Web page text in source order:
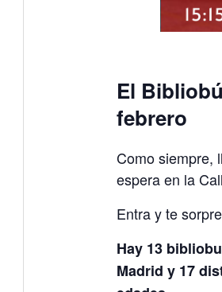
El
febrero
Como siempre,
espera en la
Entra y te
Hay 13
Madrid y 17